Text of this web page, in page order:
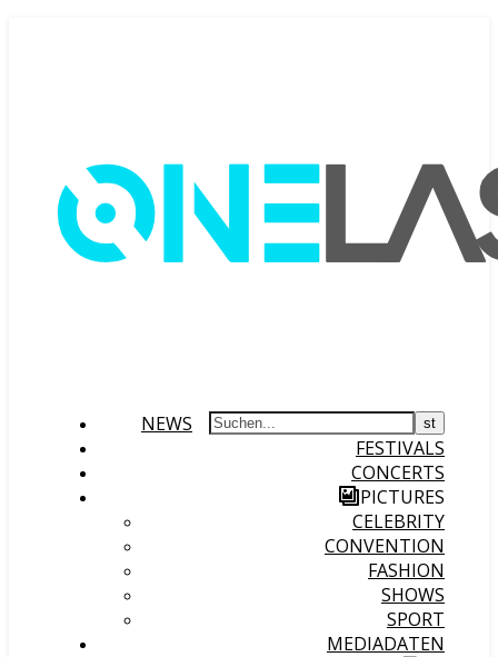
NEWS
FESTIVALS
CONCERTS
PICTURES
CELEBRITY
CONVENTION
FASHION
SHOWS
SPORT
MEDIADATEN